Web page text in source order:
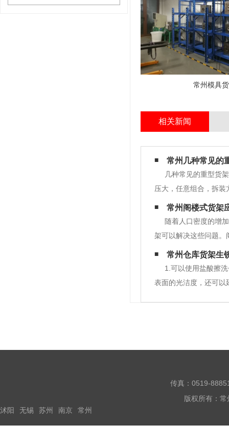
常州模具
相关新闻
常州几种常见的
几种常见的重型货
压大，任意组合，拆
率。2.重型模具货架
动)起吊。
常州阁楼式货架
随着人口密度的增
架可以解决这些问题。
台的地板可采用重型
底部。电梯或手动楼
常州仓库货架生
1.可以使用盐酸擦
表面的光洁度，还可以
传真：0519-
版权所有：
沭阳
无锡 苏州 南京 常州